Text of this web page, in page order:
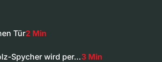
Tür2 Min
Spycher wird per…3 Min